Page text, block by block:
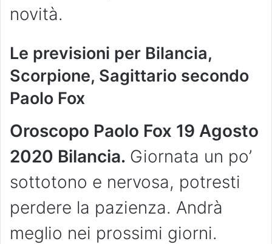
novità.
Le previsioni per Bilancia,
Scorpione, Sagittario secondo
Paolo Fox
Oroscopo Paolo Fox 19 Agosto
2020 Bilancia. Giornata un po’
sottotono e nervosa, potresti
perdere la pazienza. Andrà
meglio nei prossimi giorni.